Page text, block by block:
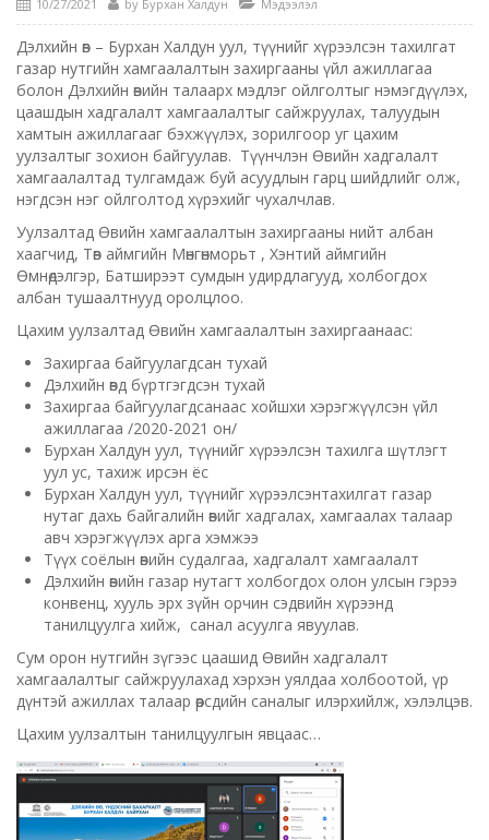
10/27/2021 by Бурхан Халдун Мэдээлэл
Дэлхийн өв – Бурхан Халдун уул, түүнийг хүрээлсэн тахилгат
газар нутгийн хамгаалалтын захиргааны үйл ажиллагаа
болон Дэлхийн өвийн талаарх мэдлэг ойлголтыг нэмэгдүүлэх,
цаашдын хадгалалт хамгаалалтыг сайжруулах, талуудын
хамтын ажиллагааг бэхжүүлэх, зорилгоор уг цахим
уулзалтыг зохион байгуулав. Түүнчлэн Өвийн хадгалалт
хамгаалалтад тулгамдаж буй асуудлын гарц шийдлийг олж,
нэгдсэн нэг ойлголтод хүрэхийг чухалчлав.
Уулзалтад Өвийн хамгаалалтын захиргааны нийт албан
хаагчид, Төв аймгийн Мөнгөнморьт , Хэнтий аймгийн
Өмнөдэлгэр, Батширээт сумдын удирдлагууд, холбогдох
албан тушаалтнууд оролцлоо.
Цахим уулзалтад Өвийн хамгаалалтын захиргаанаас:
Захиргаа байгуулагдсан тухай
Дэлхийн өвд бүртгэгдсэн тухай
Захиргаа байгуулагдсанаас хойшхи хэрэгжүүлсэн үйл
ажиллагаа /2020-2021 он/
Бурхан Халдун уул, түүнийг хүрээлсэн тахилга шүтлэгт
уул ус, тахиж ирсэн ёс
Бурхан Халдун уул, түүнийг хүрээлсэнтахилгат газар
нутаг дахь байгалийн өвийг хадгалах, хамгаалах талаар
авч хэрэгжүүлэх арга хэмжээ
Түүх соёлын өвийн судалгаа, хадгалалт хамгаалалт
Дэлхийн өвийн газар нутагт холбогдох олон улсын гэрээ
конвенц, хууль эрх зүйн орчин сэдвийн хүрээнд
танилцуулга хийж, санал асуулга явуулав.
Сум орон нутгийн зүгээс цаашид Өвийн хадгалалт
хамгаалалтыг сайжруулахад хэрхэн уялдаа холбоотой, үр
дүнтэй ажиллах талаар өөрсдийн саналыг илэрхийлж, хэлэлцэв.
Цахим уулзалтын танилцуулгын явцаас…